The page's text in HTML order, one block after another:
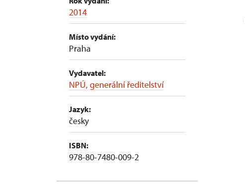
2014
Místo vydání:
Praha
Vydavatel:
NPÚ, generální ředitelství
Jazyk:
česky
ISBN:
978-80-7480-009-2